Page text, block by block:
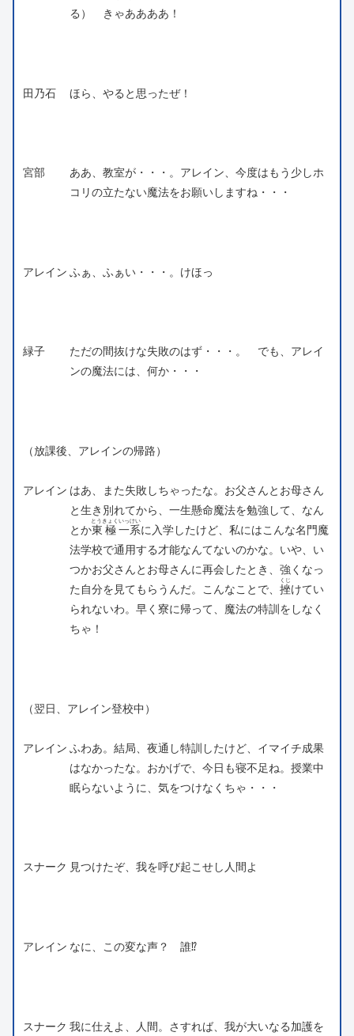
る） きゃああああ！
田乃石 ほら、やると思ったぜ！
宮部
ああ、教室が・・・。アレイン、今度はもう少しホ
コリの立たない魔法をお願いしますね・・・
アレイン ふぁ、ふぁい・・・。けほっ
緑子
ただの間抜けな失敗のはず・・・。 でも、アレイ
ンの魔法には、何か・・・
（放課後、アレインの帰路）
アレイン はあ、また失敗しちゃったな。お父さんとお母さん
と生き別れてから、一生懸命魔法を勉強して、なん
とか東極
とうきょく
一系
いっけい
に入学したけど、私にはこんな名門魔
法学校で通用する才能なんてないのかな。いや、い
つかお父さんとお母さんに再会したとき、強くなっ
た自分を見てもらうんだ。こんなことで、 挫
くじ
けてい
られないわ。早く寮に帰って、魔法の特訓をしなく
ちゃ！
（翌日、アレイン登校中）
アレイン ふわあ。結局、夜通し特訓したけど、イマイチ成果
はなかったな。おかげで、今日も寝不足ね。授業中
眠らないように、気をつけなくちゃ・・・
スナーク 見つけたぞ、我を呼び起こせし人間よ
アレイン なに、この変な声？ 誰⁉
スナーク 我に仕えよ、人間。さすれば、我が大いなる加護を